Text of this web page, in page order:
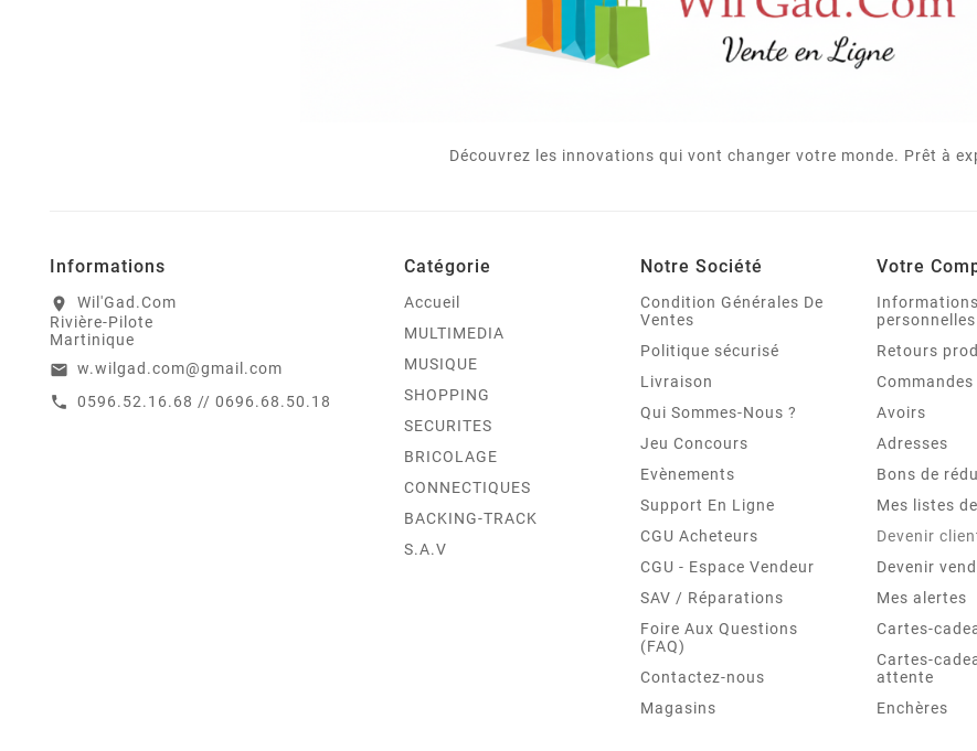
Découvrez les innovations qui vont changer votre monde. Prêt à
Informations
location_on
Wil'Gad.Com
Rivière-Pilote
Martinique
email w.wilgad.com@gmail.com
call 0596.52.16.68 // 0696.68.50.18
Catégorie
Accueil
MULTIMEDIA
MUSIQUE
SHOPPING
SECURITES
BRICOLAGE
CONNECTIQUES
BACKING-TRACK
S.A.V
Notre Société
Condition Générales De
Ventes
Politique sécurisé
Livraison
Qui Sommes-Nous ?
Jeu Concours
Evènements
Support En Ligne
CGU Acheteurs
CGU - Espace Vendeur
SAV / Réparations
Foire Aux Questions
(FAQ)
Contactez-nous
Magasins
Votre
Informations
personnelles
Retours
Commandes
Avoirs
Adresses
Bons de
Mes listes
Devenir
Devenir
Mes alertes
Cartes-
Cartes-
attente
Enchères